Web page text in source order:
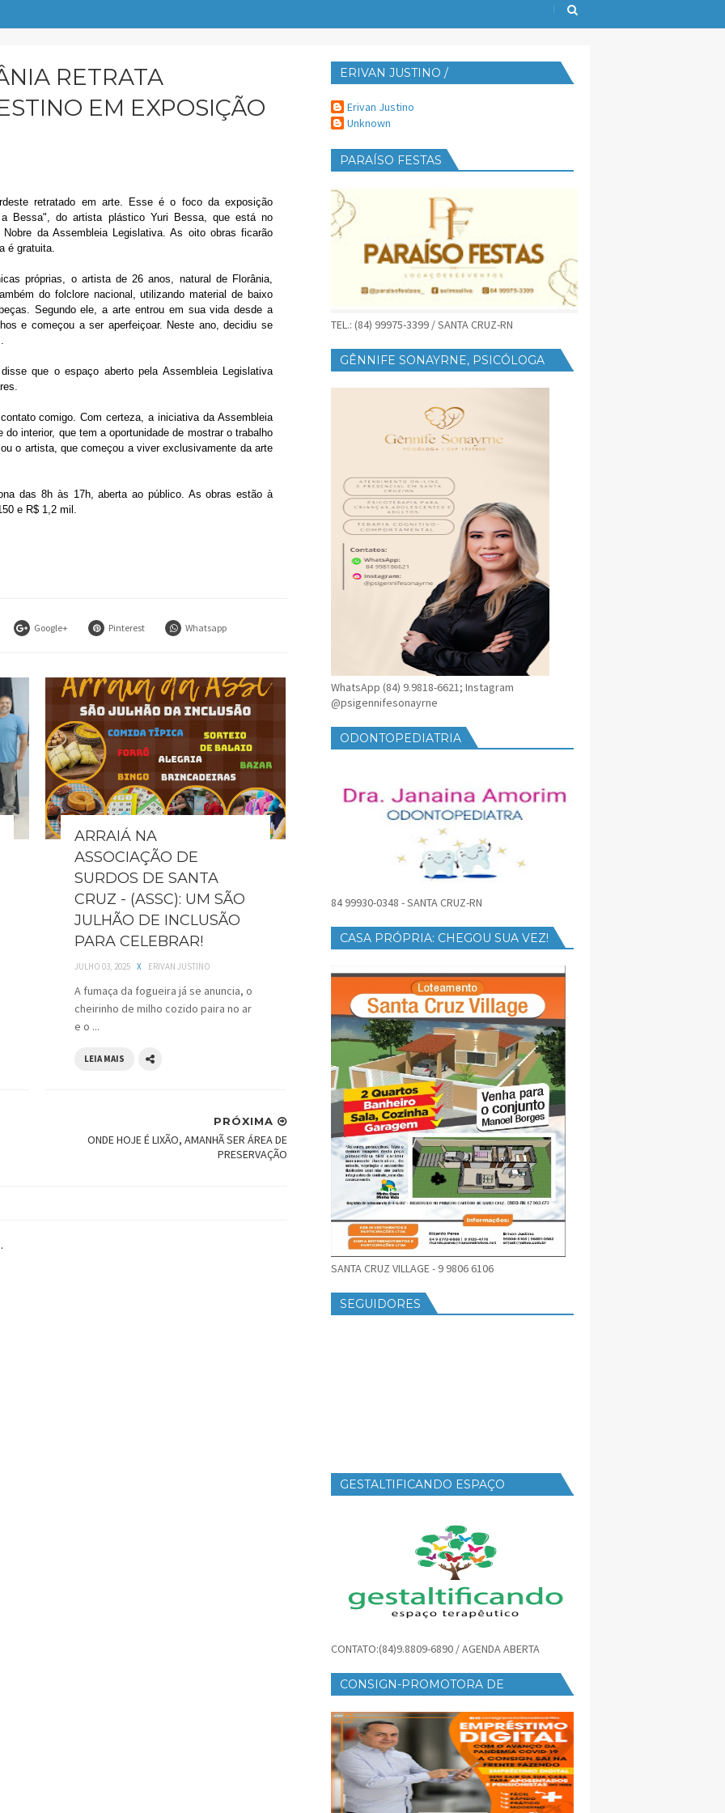
RETRATA
EM EXPOSIÇÃO
retratado em arte. Esse é o foco da exposição
Bessa", do artista plástico Yuri Bessa, que está no
Nobre da Assembleia Legislativa. As oito obras ficarão
é gratuita.
próprias, o artista de 26 anos, natural de Florânia,
do folclore nacional, utilizando material de baixo
Segundo ele, a arte entrou em sua vida desde a
e começou a ser aperfeiçoar. Neste ano, decidiu se
que o espaço aberto pela Assembleia Legislativa
comigo. Com certeza, a iniciativa da Assembleia
interior, que tem a oportunidade de mostrar o trabalho
o artista, que começou a viver exclusivamente da arte
das 8h às 17h, aberta ao público. As obras estão à
e R$ 1,2 mil.
Google+ Pinterest Whatsapp
ARRAIÁ NA
ASSOCIAÇÃO DE
SURDOS DE SANTA
CRUZ - (ASSC): UM SÃO
JULHÃO DE INCLUSÃO
PARA CELEBRAR!
JULHO 03, 2025 X ERIVAN JUSTINO
A fumaça da fogueira já se anuncia, o
cheirinho de milho cozido paira no ar
e o ...
LEIA MAIS
PRÓXIMA
ONDE HOJE É LIXÃO, AMANHÃ SER ÁREA DE
PRESERVAÇÃO
ERIVAN JUSTINO /
Erivan Justino
Unknown
PARAÍSO FESTAS
TEL.: (84) 99975-3399 / SANTA CRUZ-RN
GÊNNIFE SONAYRNE, PSICÓLOGA
WhatsApp (84) 9.9818-6621; Instagram
@psigennifesonayrne
ODONTOPEDIATRIA
84 99930-0348 - SANTA CRUZ-RN
CASA PRÓPRIA: CHEGOU SUA VEZ!
SANTA CRUZ VILLAGE - 9 9806 6106
SEGUIDORES
GESTALTIFICANDO ESPAÇO
CONTATO:(84)9.8809-6890 / AGENDA ABERTA
CONSIGN-PROMOTORA DE